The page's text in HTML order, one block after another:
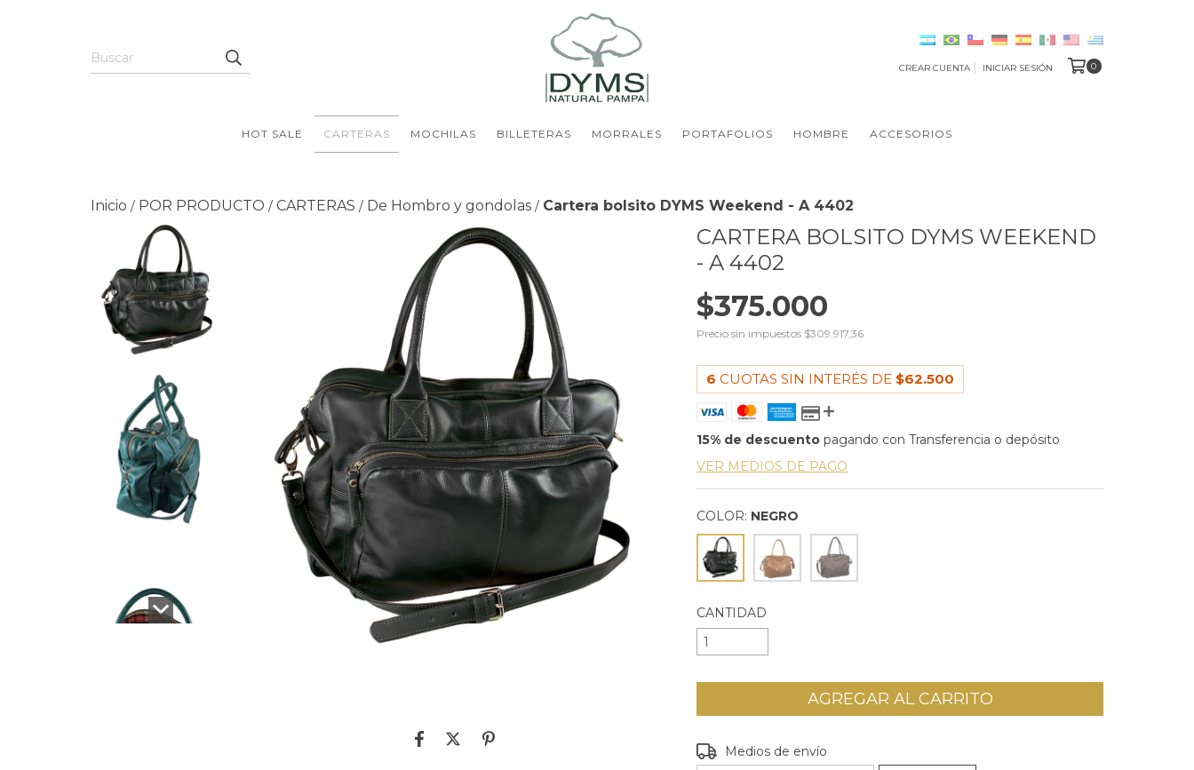
CREAR CUENTA INICIAR SESIÓN 0
HOT SALE CARTERAS MOCHILAS BILLETERAS MORRALES PORTAFOLIOS HOMBRE ACCESORIOS
Inicio / POR PRODUCTO / CARTERAS / De Hombro y gondolas / Cartera bolsito DYMS Weekend - A 4402
CARTERA BOLSITO DYMS WEEKEND
- A 4402
$375.000
Precio sin impuestos $309.917,36
6 CUOTAS SIN INTERÉS DE $62.500
15% de descuento pagando con Transferencia o depósito
VER MEDIOS DE PAGO
COLOR: NEGRO
CANTIDAD
Entregas para el CP:
Medios de envío